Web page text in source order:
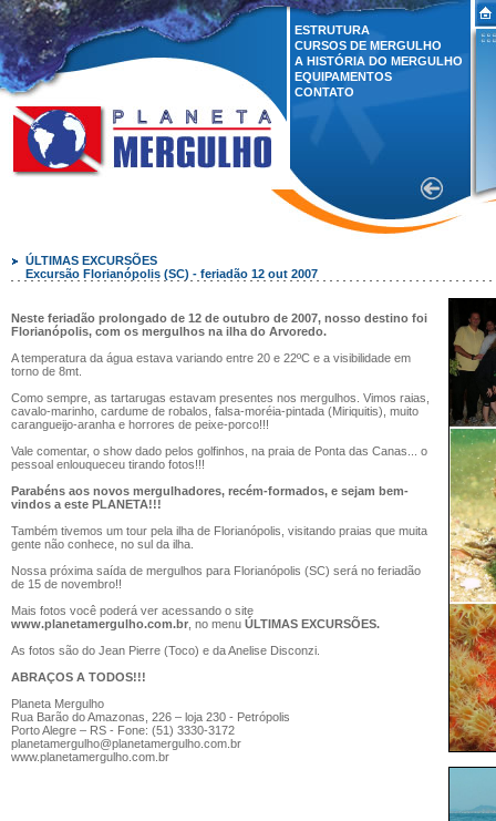
ESTRUTURA
CURSOS DE MERGULHO
A HISTÓRIA DO MERGULHO
EQUIPAMENTOS
CONTATO
ÚLTIMAS EXCURSÕES
Excursão Florianópolis (SC) - feriadão 12 out 2007
Neste feriadão prolongado de 12 de outubro de 2007, nosso destino foi
Florianópolis, com os mergulhos na ilha do Arvoredo.
A temperatura da água estava variando entre 20 e 22ºC e a visibilidade em
torno de 8mt.
Como sempre, as tartarugas estavam presentes nos mergulhos. Vimos raias,
cavalo-marinho, cardume de robalos, falsa-moréia-pintada (Miriquitis), muito
carangueijo-aranha e horrores de peixe-porco!!!
Vale comentar, o show dado pelos golfinhos, na praia de Ponta das Canas... o
pessoal enlouqueceu tirando fotos!!!
Parabéns aos novos mergulhadores, recém-formados, e sejam bem-
vindos a este PLANETA!!!
Também tivemos um tour pela ilha de Florianópolis, visitando praias que muita
gente não conhece, no sul da ilha.
Nossa próxima saída de mergulhos para Florianópolis (SC) será no feriadão
de 15 de novembro!!
Mais fotos você poderá ver acessando o site
www.planetamergulho.com.br , no menu ÚLTIMAS EXCURSÕES.
As fotos são do Jean Pierre (Toco) e da Anelise Disconzi.
ABRAÇOS A TODOS!!!
Planeta Mergulho
Rua Barão do Amazonas, 226 – loja 230 - Petrópolis
Porto Alegre – RS - Fone: (51) 3330-3172
planetamergulho@planetamergulho.com.br
www.planetamergulho.com.br